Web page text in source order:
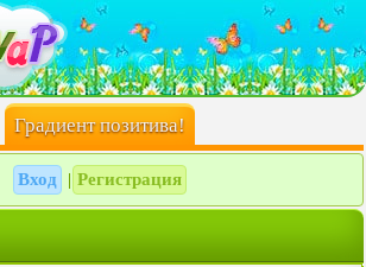
Градиент позитива!
Вход Регистрация